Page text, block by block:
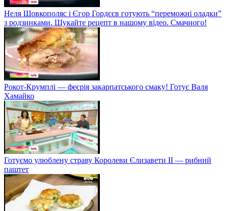
Неля Шовкополяс і Єгор Гордєєв готують “переможні оладки”
з родзинками. Шукайте рецепт в нашому відео. Смачного!
Рокот-Крумплі — феєрія закарпатського смаку! Готує Валя
Хамайко
Готуємо улюблену страву Королеви Єлизавети II — рибний
паштет